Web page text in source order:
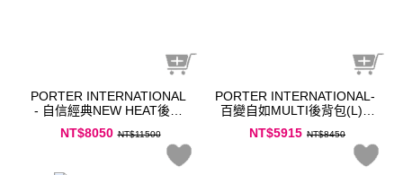
PORTER INTERNATIONAL
- 自信經典NEW HEAT後背
NT$8050 NT$11500
PORTER INTERNATIONAL-
百變自如MULTI後背包(L) -
NT$5915 NT$8450